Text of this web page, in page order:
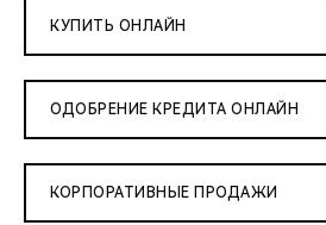
КУПИТЬ ОНЛАЙН
ОДОБРЕНИЕ КРЕДИТА ОНЛАЙН
КОРПОРАТИВНЫЕ ПРОДАЖИ